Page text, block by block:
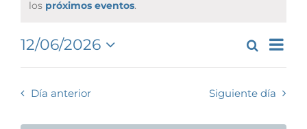
for
12/06/2026
Notice
los próximos eventos.
Buscar
de
de
Día
12/06/2026
Seleccionar
Día anterior Siguiente día